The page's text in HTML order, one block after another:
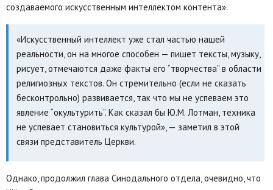
создаваемого искусственным интеллектом контента».
«Искусственный интеллект уже стал частью нашей
реальности, он на многое способен — пишет тексты, музыку,
рисует, отмечаются даже факты его “творчества” в области
религиозных текстов. Он стремительно (если не сказать
бесконтрольно) развивается, так что мы не успеваем это
явление “окультурить”. Как сказал бы Ю.М. Лотман, техника
не успевает становиться культурой», — заметил в этой
связи представитель Церкви.
Однако, продолжил глава Синодального отдела, очевидно, что